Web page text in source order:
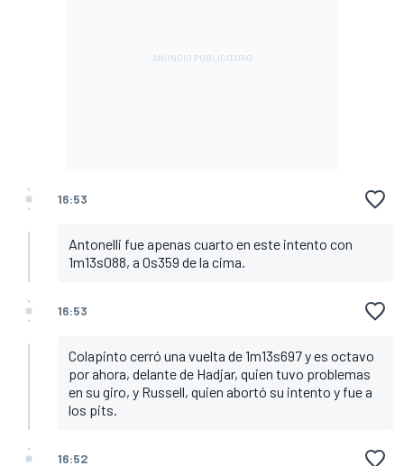
16:53
Antonelli fue apenas cuarto en este intento con
1m13s088, a 0s359 de la cima.
16:53
Colapinto cerró una vuelta de 1m13s697 y es octavo
por ahora, delante de Hadjar, quien tuvo problemas
en su giro, y Russell, quien abortó su intento y fue a
los pits.
16:52